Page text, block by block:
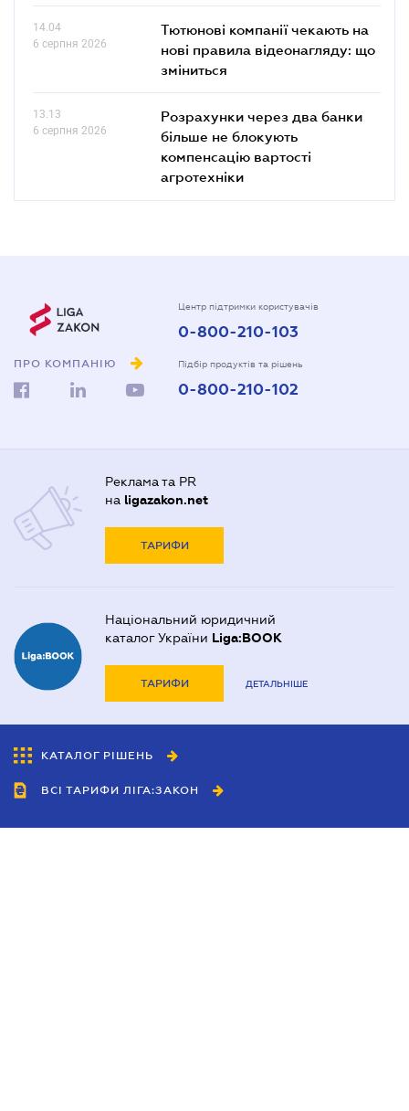
14.04
6 серпня 2026
Тютюнові компанії чекають на
нові правила відеонагляду: що
зміниться
13.13
6 серпня 2026
Розрахунки через два банки
більше не блокують
компенсацію вартості
агротехніки
ПРО КОМПАНІЮ
Центр підтримки користувачів
0-800-210-103
Підбір продуктів та рішень
0-800-210-102
Реклама та PR
на ligazakon.net
ТАРИФИ
Національний юридичний
каталог України Liga:BOOK
ТАРИФИ ДЕТАЛЬНІШЕ
КАТАЛОГ РІШЕНЬ
ВСІ ТАРИФИ ЛІГА:ЗАКОН